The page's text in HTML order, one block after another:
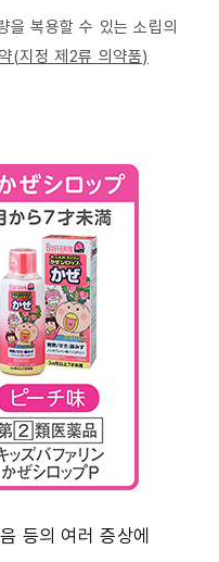
을 복용할 수 있는 소립의
(지정 제2류 의약품)
등의 여러 증상에